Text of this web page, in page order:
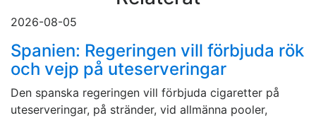
2026-08-05
Spanien: Regeringen vill förbjuda rök
och vejp på uteserveringar
Den spanska regeringen vill förbjuda cigaretter på
uteserveringar, på stränder, vid allmänna pooler,